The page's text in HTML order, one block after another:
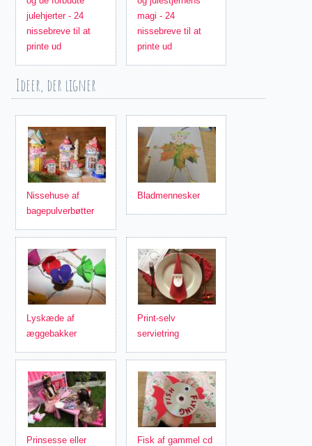
julehjerter - 24
nissebreve til at
printe ud
magi - 24
nissebreve til at
printe ud
Ideer, der ligner
Nissehuse af
bagepulverbøtter
Bladmennesker
Lyskæde af
æggebakker
Print-selv
servietring
Prinsesse eller
Fisk af gammel cd